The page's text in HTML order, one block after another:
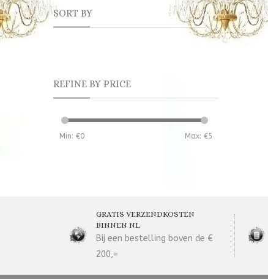
SORT BY
REFINE BY PRICE
Min: €0 Max: €5
GRATIS VERZENDKOSTEN
BINNEN NL
Bij een bestelling boven de €
200,=